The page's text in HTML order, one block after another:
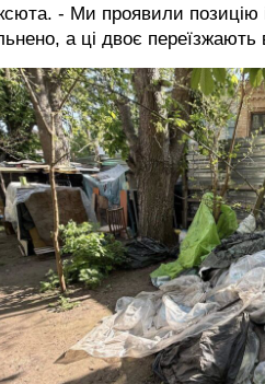
- Ми проявили позицію
а ці двоє переїзжають